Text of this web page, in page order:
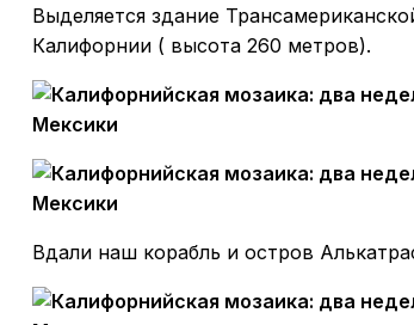
Выделяется здание
Калифорнии ( высота 260 метров).
Вдали наш корабль и остров